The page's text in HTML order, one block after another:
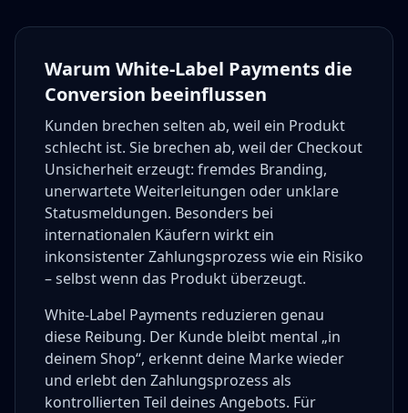
Warum White-Label Payments die
Conversion beeinflussen
Kunden brechen selten ab, weil ein Produkt
schlecht ist. Sie brechen ab, weil der Checkout
Unsicherheit erzeugt: fremdes Branding,
unerwartete Weiterleitungen oder unklare
Statusmeldungen. Besonders bei
internationalen Käufern wirkt ein
inkonsistenter Zahlungsprozess wie ein Risiko
– selbst wenn das Produkt überzeugt.
White-Label Payments reduzieren genau
diese Reibung. Der Kunde bleibt mental „in
deinem Shop“, erkennt deine Marke wieder
und erlebt den Zahlungsprozess als
kontrollierten Teil deines Angebots. Für